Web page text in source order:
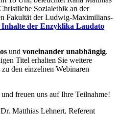
Sozialethik an der
Fakultät der Ludwig-Maximilians-
Inhalte der Enzyklika Laudato
und voneinander unabhängig.
Titel erhalten Sie weitere
den einzelnen Webinaren
freuen uns auf Ihre Teilnahme!
Matthias Lehnert, Referent